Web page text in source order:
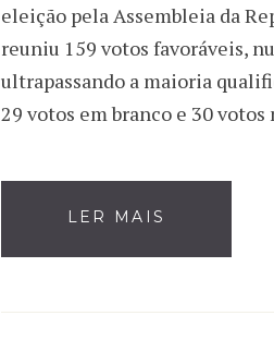
eleição pela Assembleia da
reuniu 159 votos favoráveis,
ultrapassando a maioria
29 votos em branco e 30
LER MAIS